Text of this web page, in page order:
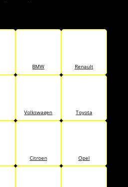
BMW Renault
Volkswagen Toyota
Citroen Opel